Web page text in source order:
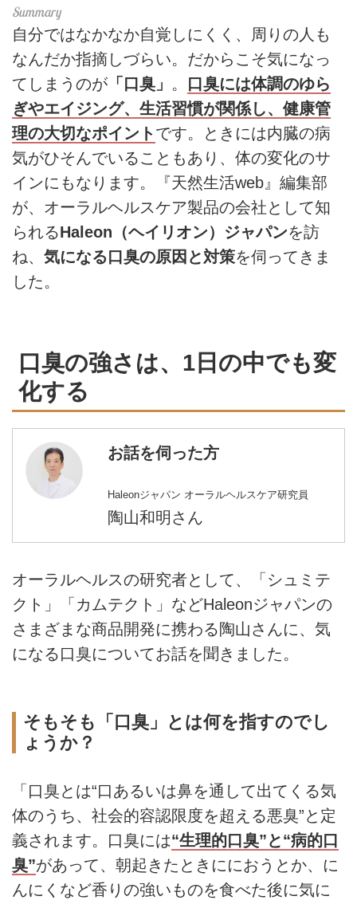
自分ではなかなか自覚しにくく、周りの人も
なんだか指摘しづらい。だからこそ気になっ
てしまうのが 「口臭」 。
口臭には体調のゆら
ぎやエイジング、生活習慣が関係し、健康管
理の大切なポイント です。ときには内臓の病
気がひそんでいることもあり、体の変化のサ
インにもなります。『天然生活web』編集部
が、オーラルヘルスケア製品の会社として知
られるHaleon（ヘイリオン）ジャパンを訪
ね、 気になる口臭の原因と対策を伺ってきま
した。
口臭の強さは、1日の中でも変
化する
お話を伺った方
Haleonジャパン オーラルヘルスケア研究員
陶山和明さん
オーラルヘルスの研究者として、「シュミテ
クト」「カムテクト」などHaleonジャパンの
さまざまな商品開発に携わる陶山さんに、気
になる口臭についてお話を聞きました。
そもそも「口臭」とは何を指すのでし
ょうか？
「口臭とは“口あるいは鼻を通して出てくる気
体のうち、社会的容認限度を超える悪臭”と定
義されます。口臭には“生理的口臭”と“病的口
臭”があって、朝起きたときににおうとか、に
んにくなど香りの強いものを食べた後に気に